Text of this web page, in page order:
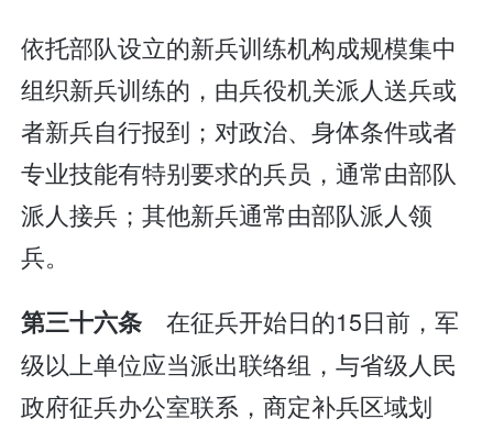
依托部队设立的新兵训练机构成规模集中
组织新兵训练的，由兵役机关派人送兵或
者新兵自行报到；对政治、身体条件或者
专业技能有特别要求的兵员，通常由部队
派人接兵；其他新兵通常由部队派人领
兵。
第三十六条 在征兵开始日的15日前，军
级以上单位应当派出联络组，与省级人民
政府征兵办公室联系，商定补兵区域划